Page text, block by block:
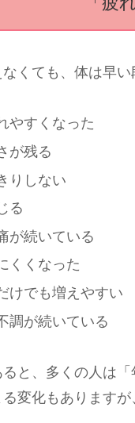
くても、体は早
やすくなった
が残る
りしない
る
が続いている
くくなった
けでも増えやすい
調が続いている
と、多くの人は「
変化もあります